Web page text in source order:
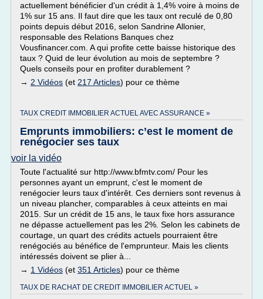
actuellement bénéficier d'un crédit à 1,4% voire à moins de
1% sur 15 ans. Il faut dire que les taux ont reculé de 0,80
points depuis début 2016, selon Sandrine Allonier,
responsable des Relations Banques chez
Vousfinancer.com. A qui profite cette baisse historique des
taux ? Quid de leur évolution au mois de septembre ?
Quels conseils pour en profiter durablement ?
→ 2 Vidéos (et 217 Articles) pour ce thème
TAUX CREDIT IMMOBILIER ACTUEL AVEC ASSURANCE »
Emprunts immobiliers: c’est le moment de
renégocier ses taux
voir la vidéo
Toute l'actualité sur http://www.bfmtv.com/ Pour les
personnes ayant un emprunt, c'est le moment de
renégocier leurs taux d'intérêt. Ces derniers sont revenus à
un niveau plancher, comparables à ceux atteints en mai
2015. Sur un crédit de 15 ans, le taux fixe hors assurance
ne dépasse actuellement pas les 2%. Selon les cabinets de
courtage, un quart des crédits actuels pourraient être
renégociés au bénéfice de l'emprunteur. Mais les clients
intéressés doivent se plier à...
→ 1 Vidéos (et 351 Articles) pour ce thème
TAUX DE RACHAT DE CREDIT IMMOBILIER ACTUEL »